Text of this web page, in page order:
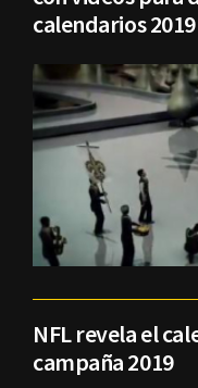
calendarios 2019
NFL revela el
campaña 2019